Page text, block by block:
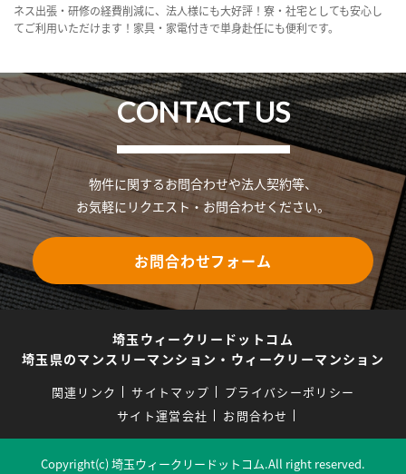
ネス出張・研修の経費削減に、法人様にも大好評！寮・社宅としても安心し
てご利用いただけます！家具・家電付きで単身赴任にも便利です。
CONTACT US
物件に関するお問合わせや法人契約等、
お気軽にリクエスト・お問合わせください。
お問合わせフォーム
埼玉ウィークリードットコム
埼玉県のマンスリーマンション・ウィークリーマンション
関連リンク サイトマップ
プライバシーポリシー
サイト運営会社
お問合わせ
Copyright(c) 埼玉ウィークリードットコム.All right reserved.